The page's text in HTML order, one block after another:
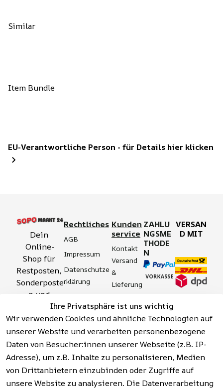
Similar
Item Bundle
EU-Verantwortliche Person - für Details hier klicken
Ihre Privatsphäre ist uns wichtig
Wir verwenden Cookies und ähnliche Technologien auf
unserer Website und verarbeiten personenbezogene
Daten von Besucher:innen unserer Webseite (z.B. IP-
Adresse), um z.B. Inhalte zu personalisieren, Medien
von Drittanbietern einzubinden oder Zugriffe auf
unsere Website zu analysieren. Die Datenverarbeitung
Dein
Online-
Shop für
Restposten,
Sonderposte
n und
Aktionsartik
el rund um
Werkzeuge,
Garten,
Haushalt
und mehr.
Rechtliches
AGB
Impressum
Datenschutze
rklärung
tserklärung
Widerrufsrech
t
Hinweise zur
Batterieentso
rgung
Kunden
service
Kontakt
Versand
&
Lieferung
&
Sicherhei
t
Häufige
Fragen
(FAQ)
ZAHLU
NGSME
THODE
N
VERSAN
D MIT